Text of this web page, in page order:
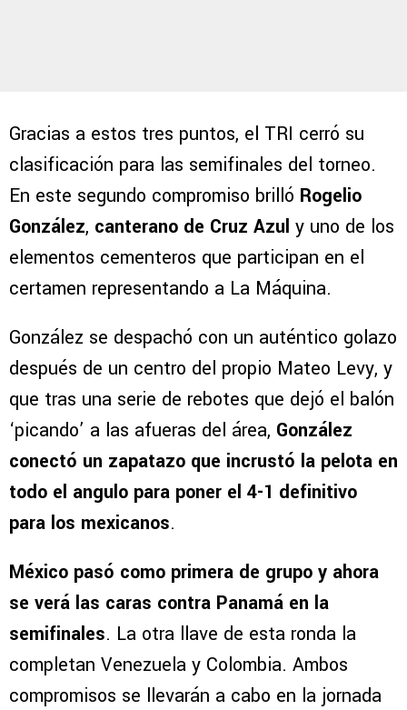
Gracias a estos tres puntos, el TRI cerró su
clasificación para las semifinales del torneo.
En este segundo compromiso brilló Rogelio
González, canterano de Cruz Azul y uno de los
elementos cementeros que participan en el
certamen representando a La Máquina.
González se despachó con un auténtico golazo
después de un centro del propio Mateo Levy, y
que tras una serie de rebotes que dejó el balón
‘picando’ a las afueras del área, González
conectó un zapatazo que incrustó la pelota en
todo el angulo para poner el 4-1 definitivo
para los mexicanos.
México pasó como primera de grupo y ahora
se verá las caras contra Panamá en la
semifinales. La otra llave de esta ronda la
completan Venezuela y Colombia. Ambos
compromisos se llevarán a cabo en la jornada